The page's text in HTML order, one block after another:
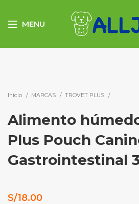
MENU
Inicio MARCAS TROVET PLUS
Alimento
Plus Pouch
Gastrointestinal
S/18.00